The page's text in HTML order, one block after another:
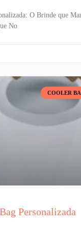
O Brinde que
No
COOLER
Personalizada